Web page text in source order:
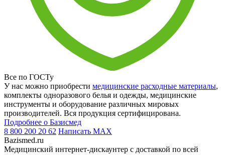
Все по ГОСТу
У нас можно приобрести медицинские расходные материалы,
комплекты одноразового белья и одежды, медицинские
инструменты и оборудование различных мировых
производителей. Вся продукция сертифицирована.
Подробнее о Базисмед
8 800 200 20 62 Написать MAX
Bazismed.ru
Медицинский интернет-дискаунтер с доставкой по всей